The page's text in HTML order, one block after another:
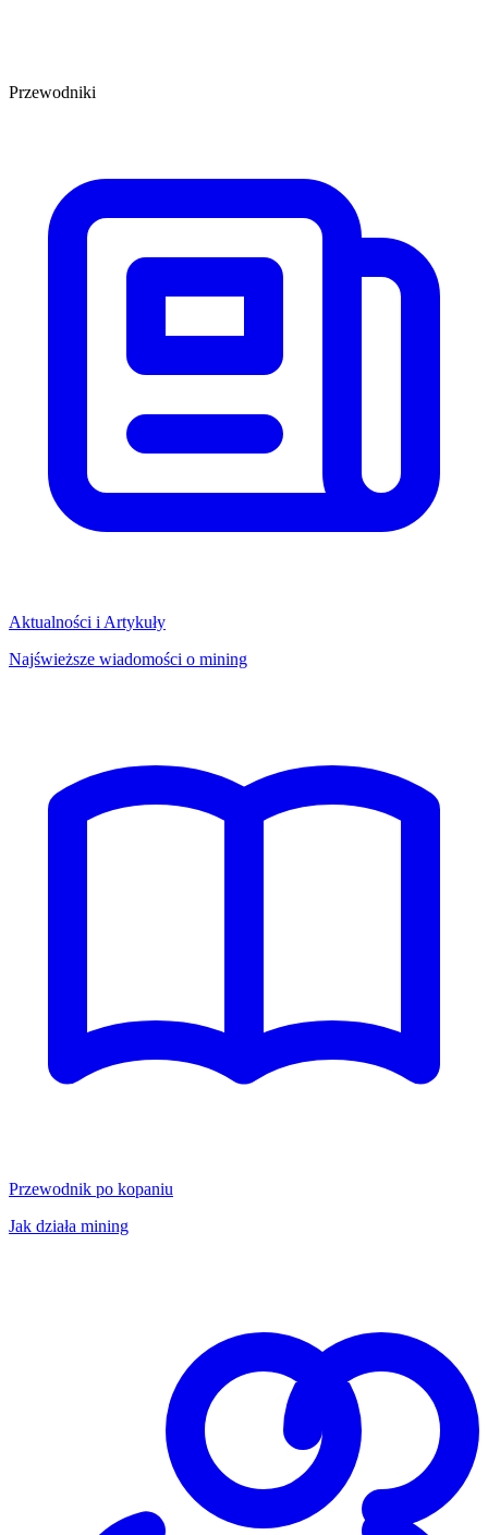
Przewodniki
Aktualności i Artykuły
Najświeższe wiadomości o mining
Przewodnik po kopaniu
Jak działa mining